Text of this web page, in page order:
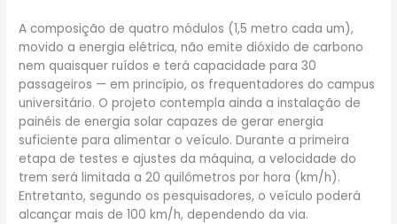
A composição de quatro módulos (1,5 metro cada um),
movido a energia elétrica, não emite dióxido de carbono
nem quaisquer ruídos e terá capacidade para 30
passageiros — em princípio, os frequentadores do campus
universitário. O projeto contempla ainda a instalação de
painéis de energia solar capazes de gerar energia
suficiente para alimentar o veículo. Durante a primeira
etapa de testes e ajustes da máquina, a velocidade do
trem será limitada a 20 quilômetros por hora (km/h).
Entretanto, segundo os pesquisadores, o veículo poderá
alcançar mais de 100 km/h, dependendo da via.